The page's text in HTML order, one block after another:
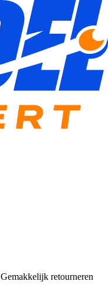
Gemakkelijk retourneren